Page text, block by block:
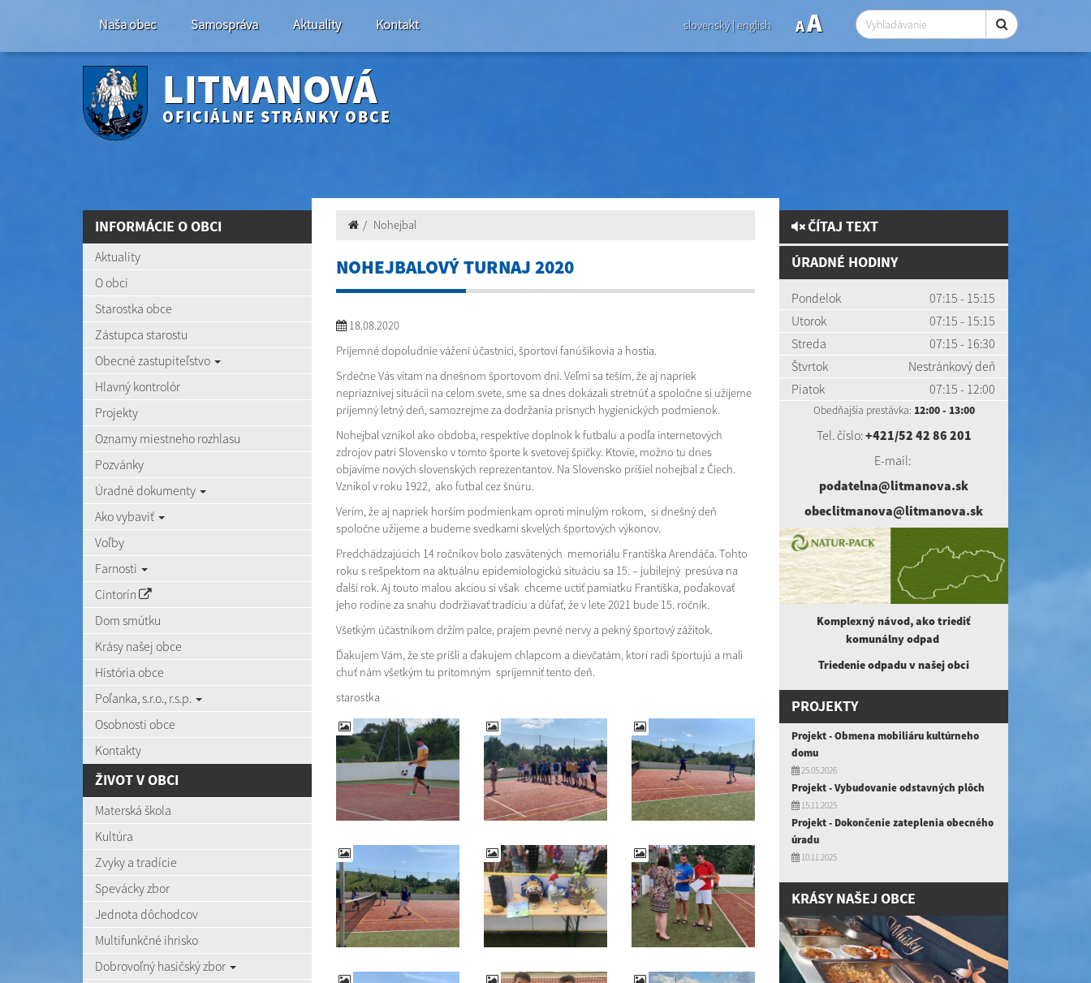
Naša obec Samospráva Aktuality Kontakt slovenský|english AA
LITMANOVÁ
OFICIÁLNE STRÁNKY OBCE
INFORMÁCIE O OBCI
Aktuality
O obci
Starostka obce
Zástupca starostu
Obecné zastupiteľstvo
Hlavný kontrolór
Projekty
Oznamy miestneho rozhlasu
Pozvánky
Úradné dokumenty
Ako vybaviť
Voľby
Farnosti
Cintorín
Dom smútku
Krásy našej obce
História obce
Poľanka, s.r.o., r.s.p.
Osobnosti obce
Kontakty
ŽIVOT V OBCI
Materská škola
Kultúra
Zvyky a tradície
Spevácky zbor
Jednota dôchodcov
Multifunkčné ihrisko
Dobrovoľný hasičský zbor
Nohejbal
NOHEJBALOVÝ TURNAJ 2020
18.08.2020
Príjemné dopoludnie vážení účastníci, športoví fanúšikovia a hostia.
Srdečne Vás vítam na dnešnom športovom dni. Veľmi sa teším, že aj napriek
nepriaznivej situácii na celom svete, sme sa dnes dokázali stretnúť a spoločne si užijeme
príjemný letný deň, samozrejme za dodržania prísnych hygienických podmienok.
Nohejbal vznikol ako obdoba, respektíve doplnok k futbalu a podľa internetových
zdrojov patrí Slovensko v tomto športe k svetovej špičky. Ktovie, možno tu dnes
objavíme nových slovenských reprezentantov. Na Slovensko prišiel nohejbal z Čiech.
Vznikol v roku 1922, ako futbal cez šnúru.
Verím, že aj napriek horším podmienkam oproti minulým rokom, si dnešný deň
spoločne užijeme a budeme svedkami skvelých športových výkonov.
Predchádzajúcich 14 ročníkov bolo zasvätených memoriálu Františka Arendáča. Tohto
roku s rešpektom na aktuálnu epidemiologickú situáciu sa 15. – jubilejný presúva na
ďalší rok. Aj touto malou akciou si však chceme uctiť pamiatku Františka, poďakovať
jeho rodine za snahu dodržiavať tradíciu a dúfať, že v lete 2021 bude 15. ročník.
Všetkým účastníkom držím palce, prajem pevné nervy a pekný športový zážitok.
Ďakujem Vám, že ste prišli a ďakujem chlapcom a dievčatám, ktorí radi športujú a mali
chuť nám všetkým tu prítomným spríjemniť tento deň.
starostka
ČÍTAJ TEXT
ÚRADNÉ HODINY
Pondelok
07:15 - 15:15
Utorok
07:15 - 15:15
Streda
07:15 - 16:30
Štvrtok
Nestránkový deň
Piatok
07:15 - 12:00
Obedňajšia prestávka: 12:00 - 13:00
Tel. číslo:+421/52 42 86 201
E-mail:
podatelna@litmanova.sk
obeclitmanova@litmanova.sk
Komplexný návod, ako triediť
komunálnyodpad
Triedenie odpadu v našej obci
PROJEKTY
Projekt - Obmena mobiliáru kultúrneho
domu
25.05.2026
Projekt - Vybudovanie odstavných plôch
15.11.2025
Projekt - Dokončenie zateplenia obecného
úradu
10.11.2025
KRÁSY NAŠEJ OBCE